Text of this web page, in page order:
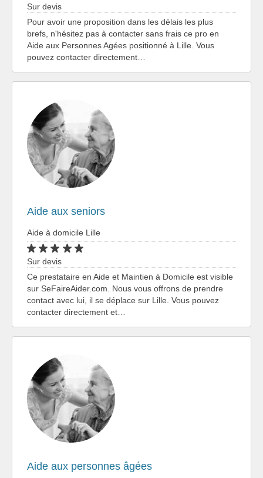
Sur devis
Pour avoir une proposition dans les délais les plus
brefs, n'hésitez pas à contacter sans frais ce pro en
Aide aux Personnes Agées positionné à Lille. Vous
pouvez contacter directement…
Aide aux seniors
Aide à domicile Lille
Sur devis
Ce prestataire en Aide et Maintien à Domicile est visible
sur SeFaireAider.com. Nous vous offrons de prendre
contact avec lui, il se déplace sur Lille. Vous pouvez
contacter directement et…
Aide aux personnes âgées